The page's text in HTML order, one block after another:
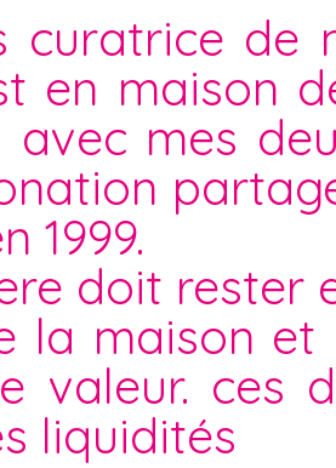
curatrice de
en maison
avec mes
1999.
doit rester
la maison
valeur. ces
liquidités